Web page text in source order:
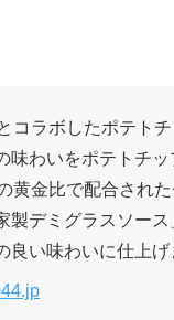
コラボしたポテトチ
味わいをポテトチッ
黄金比で配合され
製デミグラスソー
い味わいに仕上げ